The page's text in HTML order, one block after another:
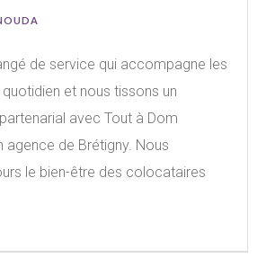
de service qui accompagne les
et nous tissons un
avec Tout à Dom
agence de Brétigny. Nous
le bien-être des colocataires